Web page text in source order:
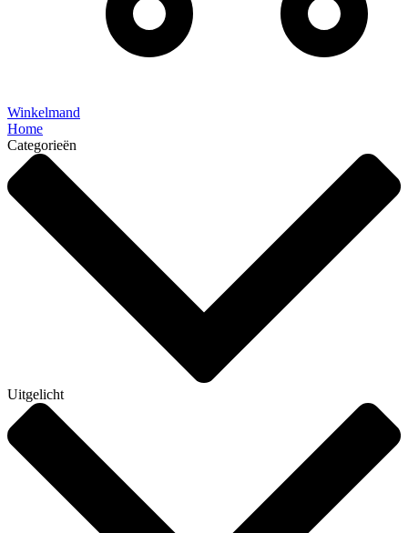
Winkelmand
Home
Categorieën
Uitgelicht